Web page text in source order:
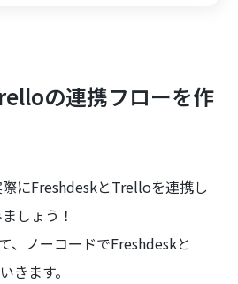
の連携フローを作
にFreshdeskとTrelloを連携し
しょう！
、ノーコードでFreshdeskと
きます。